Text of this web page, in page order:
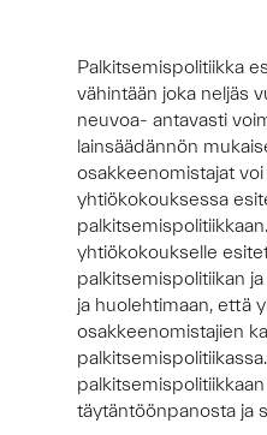
Palkitsemispolitiikka
vähintään joka neljäs
neuvoa- antavasti
lainsäädännön
osakkeenomistajat
yhtiökokouksessa
yhtiökokoukselle
palkitsemispolitiikan
ja huolehtimaan, että
osakkeenomistajien
täytäntöönpanosta ja